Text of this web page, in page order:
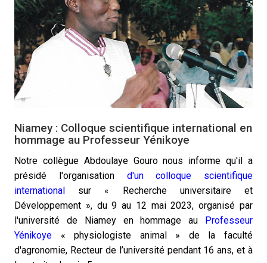
Niamey : Colloque scientifique international en
hommage au Professeur Yénikoye
Notre collègue Abdoulaye Gouro nous informe qu'il a
présidé l'organisation d'un colloque scientifique
international
sur « Recherche universitaire et
Développement », du 9 au 12 mai 2023, organisé par
l'université de Niamey en hommage au
Professeur
Yénikoye « physiologiste animal » de la faculté
d'agronomie, Recteur de l’université pendant 16 ans, et à